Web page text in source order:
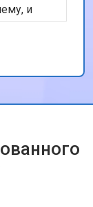
и
вашу